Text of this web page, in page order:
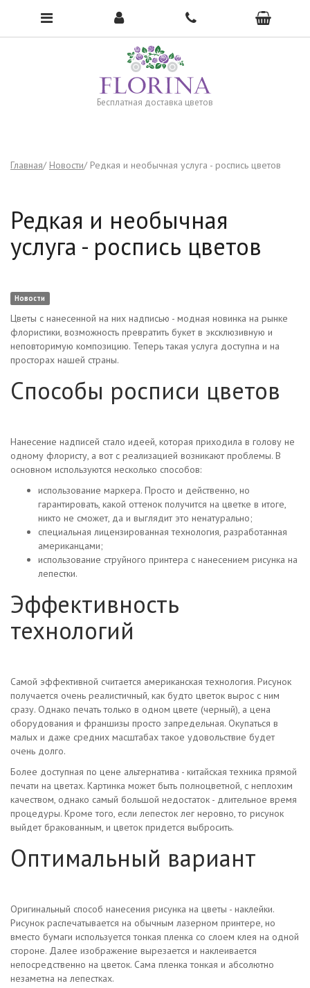
Бесплатная доставка цветов
Чтобы открыть меню, нажмите сюда →
Главная Новости Редкая и необычная услуга - роспись цветов
Редкая и необычная
услуга - роспись цветов
Новости
Цветы с нанесенной на них надписью - модная новинка на рынке
флористики, возможность превратить букет в эксклюзивную и
неповторимую композицию. Теперь такая услуга доступна и на
просторах нашей страны.
Способы росписи цветов
Нанесение надписей стало идеей, которая приходила в голову не
одному флористу, а вот с реализацией возникают проблемы. В
основном используются несколько способов:
использование маркера. Просто и действенно, но
гарантировать, какой оттенок получится на цветке в итоге,
никто не сможет, да и выглядит это ненатурально;
специальная лицензированная технология, разработанная
американцами;
использование струйного принтера с нанесением рисунка на
лепестки.
Эффективность
технологий
Самой эффективной считается американская технология. Рисунок
получается очень реалистичный, как будто цветок вырос с ним
сразу. Однако печать только в одном цвете (черный), а цена
оборудования и франшизы просто запредельная. Окупаться в
малых и даже средних масштабах такое удовольствие будет
очень долго.
Более доступная по цене альтернатива - китайская техника прямой
печати на цветах. Картинка может быть полноцветной, с неплохим
качеством, однако самый большой недостаток - длительное время
процедуры. Кроме того, если лепесток лег неровно, то рисунок
выйдет бракованным, и цветок придется выбросить.
Оптимальный вариант
Оригинальный способ нанесения рисунка на цветы - наклейки.
Рисунок распечатывается на обычным лазерном принтере, но
вместо бумаги используется тонкая пленка со слоем клея на одной
стороне. Далее изображение вырезается и наклеивается
непосредственно на цветок. Сама пленка тонкая и абсолютно
незаметна на лепестках.